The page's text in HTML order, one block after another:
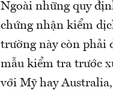
Ngoài những quy
chứng nhận kiểm
trường này còn phải
mẫu kiểm tra trước
với Mỹ hay